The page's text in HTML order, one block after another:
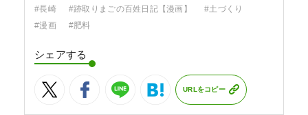
#長崎 #跡取りまごの百姓日記【漫画】
#土づくり
#漫画
#肥料
シェアする
URLをコピー